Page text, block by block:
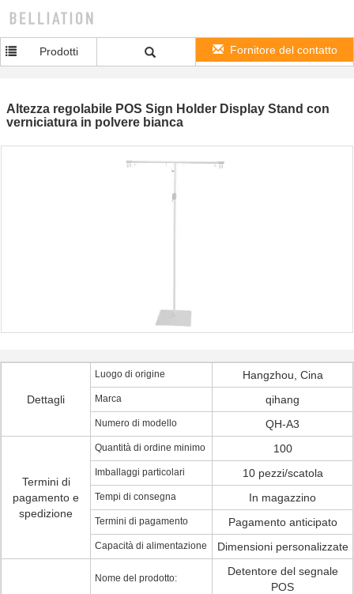
Prodotti Fornitore del contatto
Altezza regolabile POS Sign Holder Display Stand con
verniciatura in polvere bianca
Dettagli
Luogo di origine Hangzhou, Cina
Marca qihang
Numero di modello QH-A3
Termini di
pagamento e
spedizione
Quantità di ordine minimo 100
Imballaggi particolari 10 pezzi/scatola
Tempi di consegna In magazzino
Termini di pagamento Pagamento anticipato
Capacità di alimentazione Dimensioni personalizzate
Nome del prodotto:
Detentore del segnale
POS